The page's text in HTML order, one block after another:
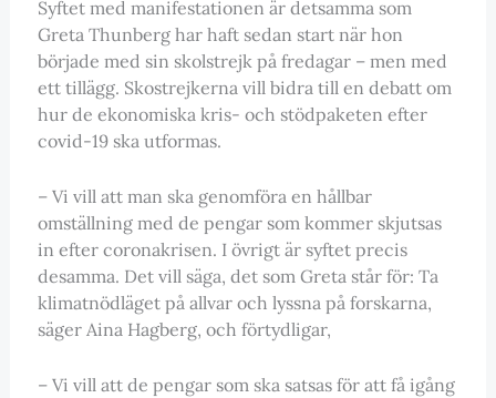
Syftet med manifestationen är detsamma som
Greta Thunberg har haft sedan start när hon
började med sin skolstrejk på fredagar – men med
ett tillägg. Skostrejkerna vill bidra till en debatt om
hur de ekonomiska kris- och stödpaketen efter
covid-19 ska utformas.
– Vi vill att man ska genomföra en hållbar
omställning med de pengar som kommer skjutsas
in efter coronakrisen. I övrigt är syftet precis
desamma. Det vill säga, det som Greta står för: Ta
klimatnödläget på allvar och lyssna på forskarna,
säger Aina Hagberg, och förtydligar,
– Vi vill att de pengar som ska satsas för att få igång